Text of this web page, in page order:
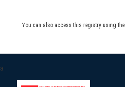
You can also access this registry using the
a